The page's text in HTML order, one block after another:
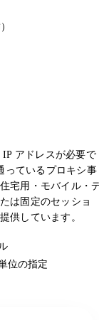
アドレスが必要で
っているプロキシ事
宅用・モバイル・
は固定のセッショ
供しています。
位の指定